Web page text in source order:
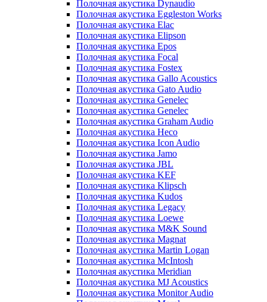
Полочная акустика Dynaudio
Полочная акустика Eggleston Works
Полочная акустика Elac
Полочная акустика Elipson
Полочная акустика Epos
Полочная акустика Focal
Полочная акустика Fostex
Полочная акустика Gallo Acoustics
Полочная акустика Gato Audio
Полочная акустика Genelec
Полочная акустика Genelec
Полочная акустика Graham Audio
Полочная акустика Heco
Полочная акустика Icon Audio
Полочная акустика Jamo
Полочная акустика JBL
Полочная акустика KEF
Полочная акустика Klipsch
Полочная акустика Kudos
Полочная акустика Legacy
Полочная акустика Loewe
Полочная акустика M&K Sound
Полочная акустика Magnat
Полочная акустика Martin Logan
Полочная акустика McIntosh
Полочная акустика Meridian
Полочная акустика MJ Acoustics
Полочная акустика Monitor Audio